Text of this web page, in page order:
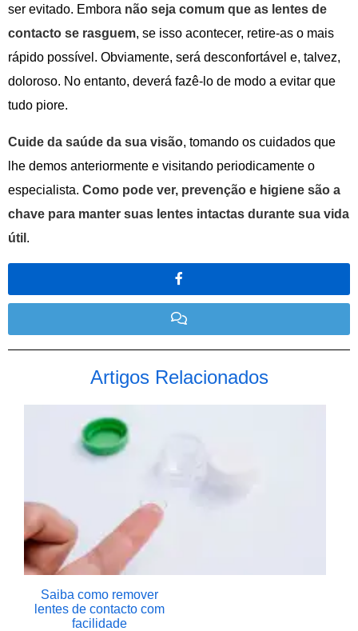
ser evitado. Embora não seja comum que as lentes de
contacto se rasguem, se isso acontecer, retire-as o mais
rápido possível. Obviamente, será desconfortável e, talvez,
doloroso. No entanto, deverá fazê-lo de modo a evitar que
tudo piore.
Cuide da saúde da sua visão, tomando os cuidados que
lhe demos anteriormente e visitando periodicamente o
especialista. Como pode ver, prevenção e higiene são a
chave para manter suas lentes intactas durante sua vida
útil .
Artigos Relacionados
Saiba como remover
lentes de contacto com
facilidade